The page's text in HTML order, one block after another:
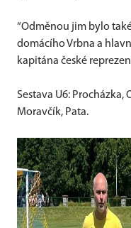
“Odměnou jim bylo
domácího Vrbna a
kapitána české
Sestava U6: Procházka,
Moravčík, Pata.